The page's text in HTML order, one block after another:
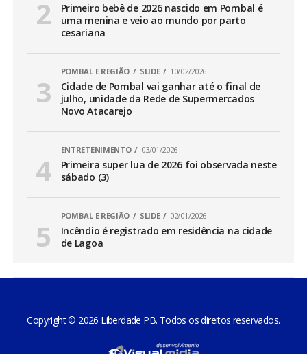
Primeiro bebê de 2026 nascido em Pombal é
uma menina e veio ao mundo por parto
cesariana
POMBAL E REGIÃO SLIDE 10/02/2026
Cidade de Pombal vai ganhar até o final de
julho, unidade da Rede de Supermercados
Novo Atacarejo
ENTRETENIMENTO 03/01/2026
Primeira super lua de 2026 foi observada neste
sábado (3)
POMBAL E REGIÃO SLIDE 02/01/2026
Incêndio é registrado em residência na cidade
de Lagoa
Copyright © 2026 Liberdade PB. Todos os direitos reservados.